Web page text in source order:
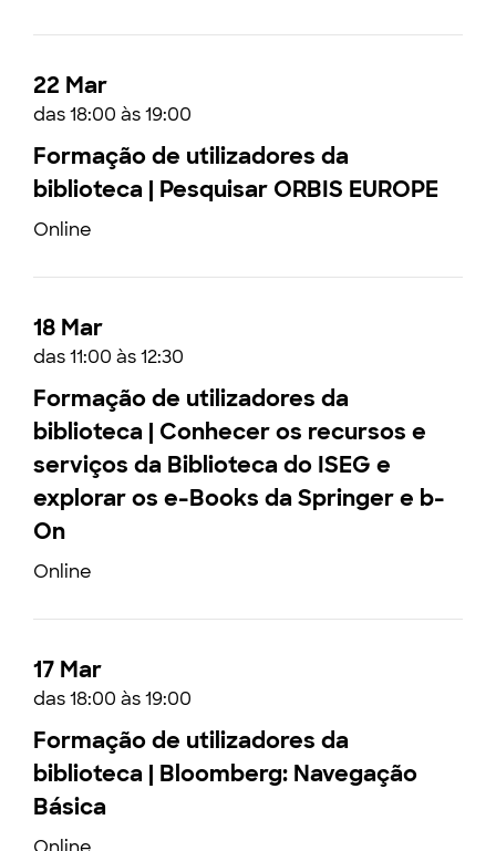
22 Mar
das 18:00 às 19:00
Formação de utilizadores da
biblioteca | Pesquisar ORBIS EUROPE
Online
18 Mar
das 11:00 às 12:30
Formação de utilizadores da
biblioteca | Conhecer os recursos e
serviços da Biblioteca do ISEG e
explorar os e-Books da Springer e b-
On
Online
17 Mar
das 18:00 às 19:00
Formação de utilizadores da
biblioteca | Bloomberg: Navegação
Básica